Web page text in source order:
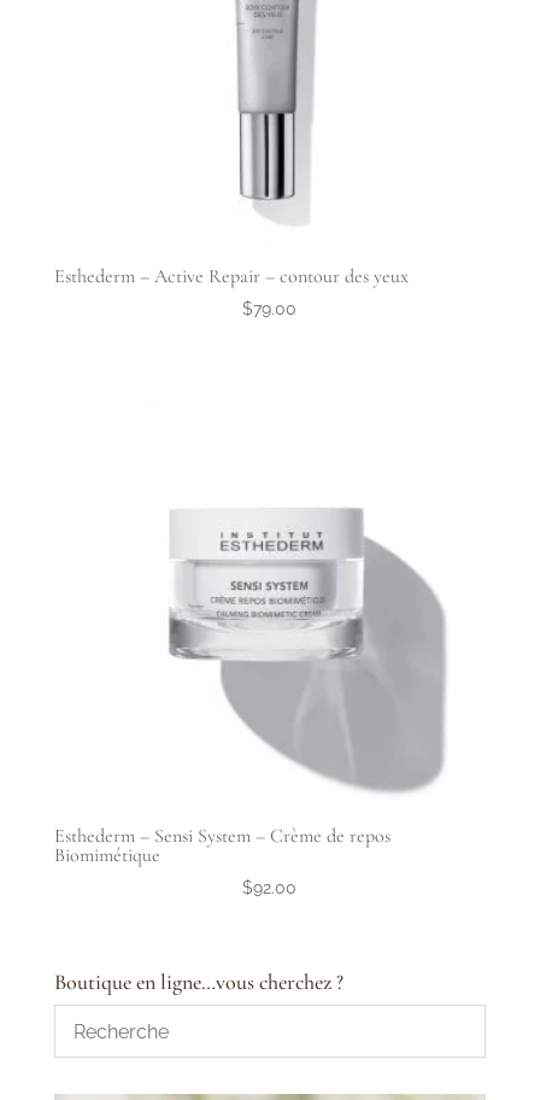
Esthederm – Active Repair – contour des yeux
$79.00
Esthederm – Sensi System – Crème de repos
Biomimétique
$92.00
Boutique en ligne…vous cherchez ?